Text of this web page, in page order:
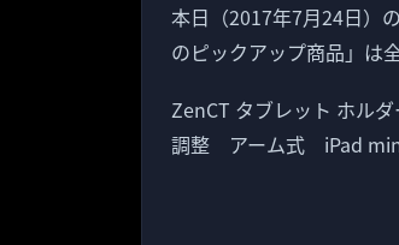
本日（2017年7月24日）
のピックアップ商品」は
ZenCT タブレット ホ
調整 アーム式 iPad